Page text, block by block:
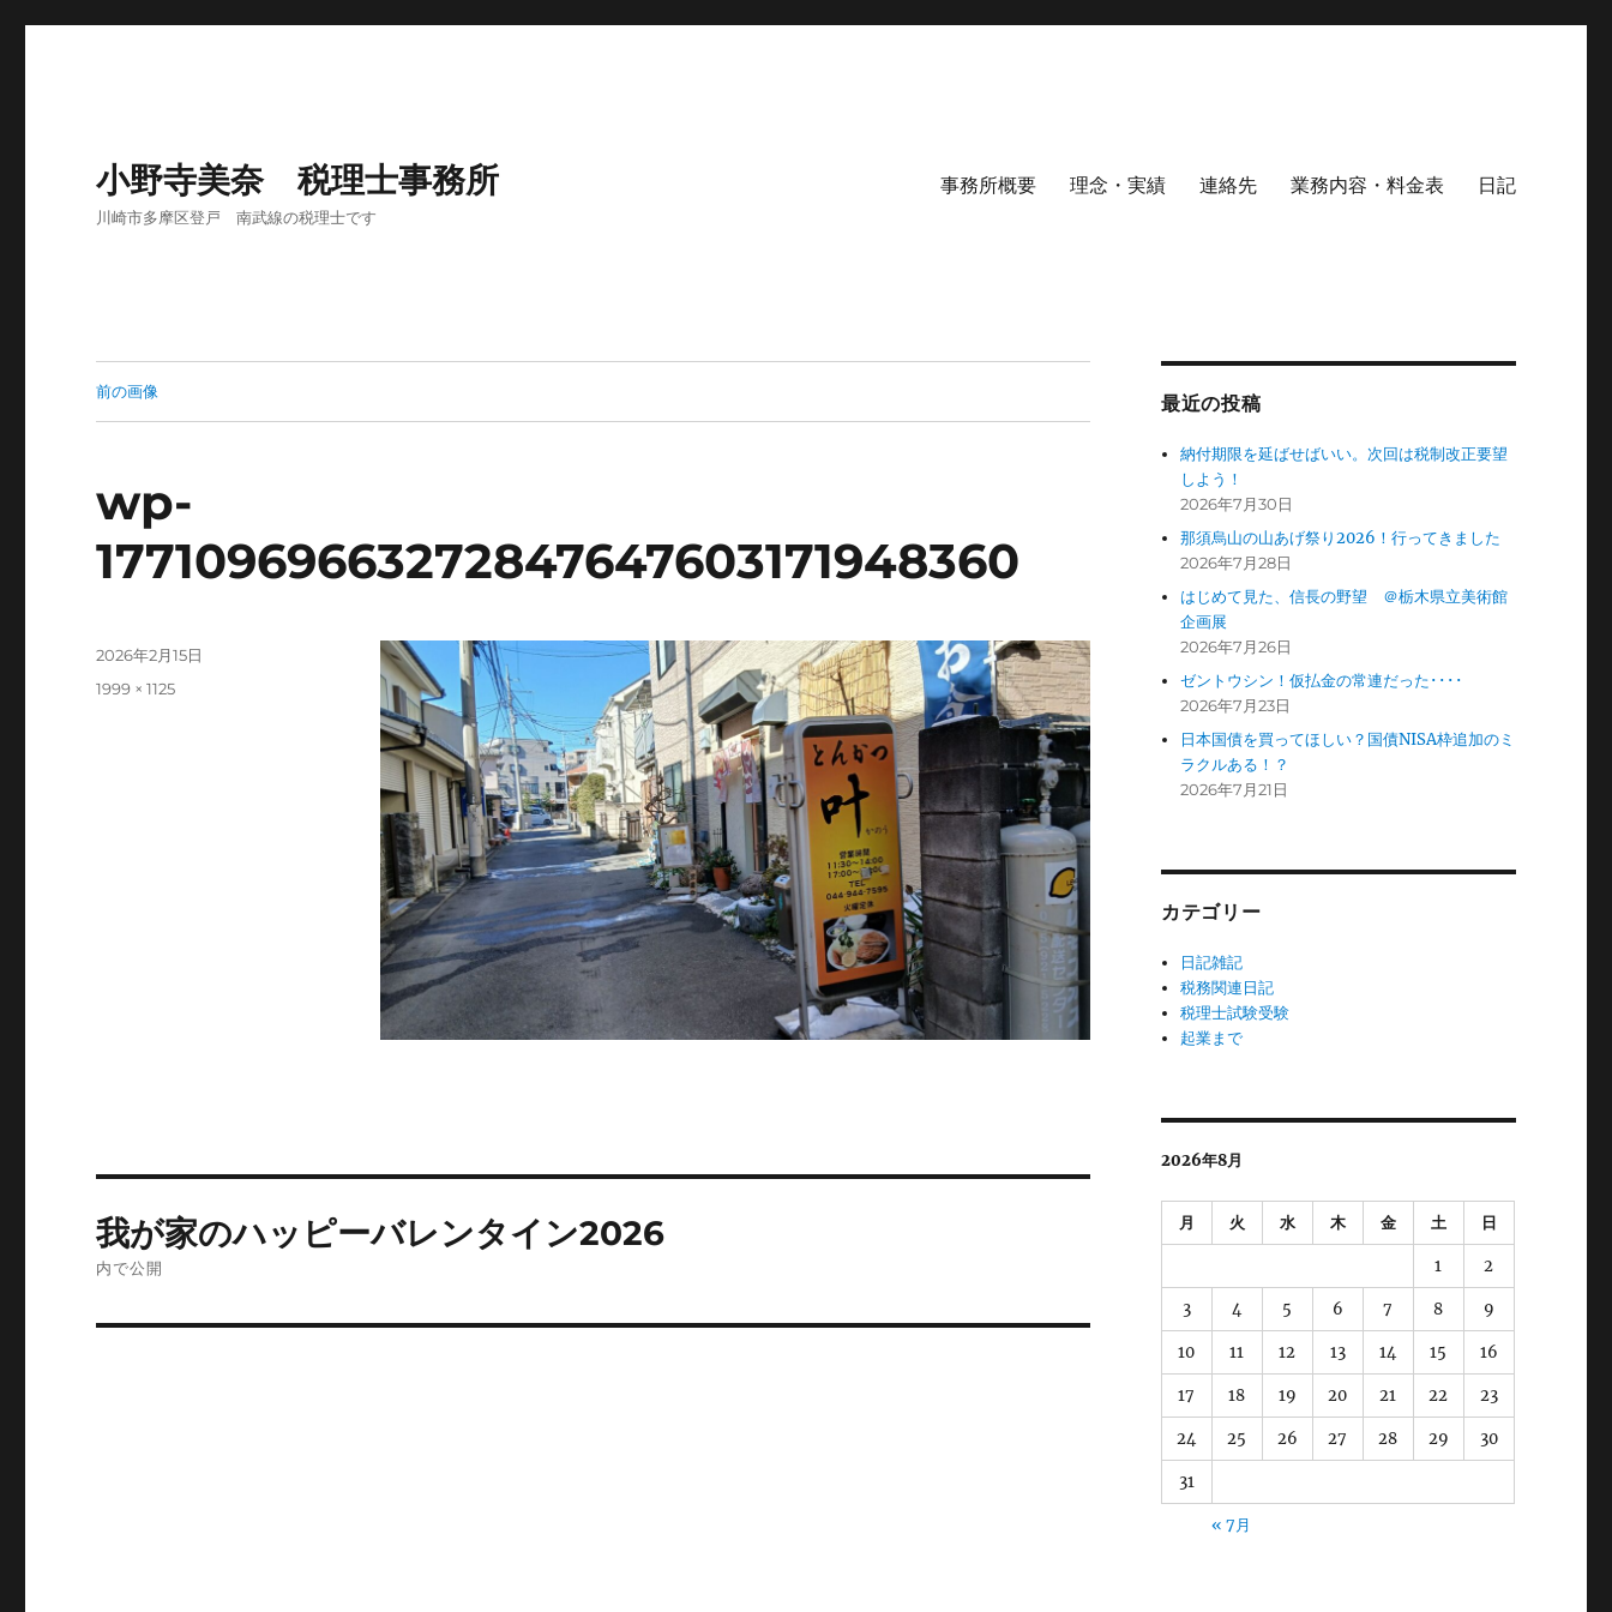
小野寺美奈 税理士事務所
川崎市多摩区登戸 南武線の税理士です
事務所概要 理念・実績 連絡先 業務内容・料金表 日記
前の画像
wp-
17710969663272847647603171948360
投
2026年2月15日
フ
1999 × 1125
稿
我が家のハッピーバレンタイン2026
内で公開
最近の投稿
納付期限を延ばせばいい。次回は税制改正要望
しよう！
2026年7月30日
那須烏山の山あげ祭り2026！行ってきました
2026年7月28日
はじめて見た、信長の野望 ＠栃木県立美術館
企画展
2026年7月26日
ゼントウシン！仮払金の常連だった････
2026年7月23日
日本国債を買ってほしい？国債NISA枠追加のミ
ラクルある！？
2026年7月21日
カテゴリー
日記雑記
税務関連日記
税理士試験受験
起業まで
2026年8月
月 火 水 木 金 土 日
1 2
3 4 5 6 7 8 9
10 11 12 13 14 15 16
17 18 19 20 21 22 23
24 25 26 27 28 29 30
31
« 7月